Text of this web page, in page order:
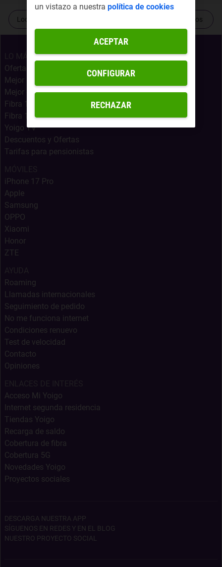
Localiza tu tienda más cercana Contacta con nosotros
LO MÁS BUSCADO
Ofertas Internet Móvil
Mejor Oferta Fibra
Mejor oferta fibra, móvil y Netflix
Fibra 1Gb + Móvil Infinito
Fibra 1Gb
Yoigo TV
Descuentos y Ofertas
Tarifas para pensionistas
iPhone 17 Pro
Apple
Samsung
OPPO
Xiaomi
Honor
ZTE
Roaming
Llamadas internacionales
Seguimiento de pedido
No me funciona internet
Condiciones renuevo
Test de velocidad
Contacto
Opiniones
Acceso Mi Yoigo
Internet segunda residencia
Tiendas Yoigo
Recarga de saldo
Cobertura de fibra
Cobertura 5G
Novedades Yoigo
Proyectos sociales
DESCARGA NUESTRA APP
SÍGUENOS EN REDES Y EN EL BLOG
NUESTRO PROYECTO SOCIAL
un vistazo a nuestra política de cookies
RECHAZAR
ACEPTAR
CONFIGURAR